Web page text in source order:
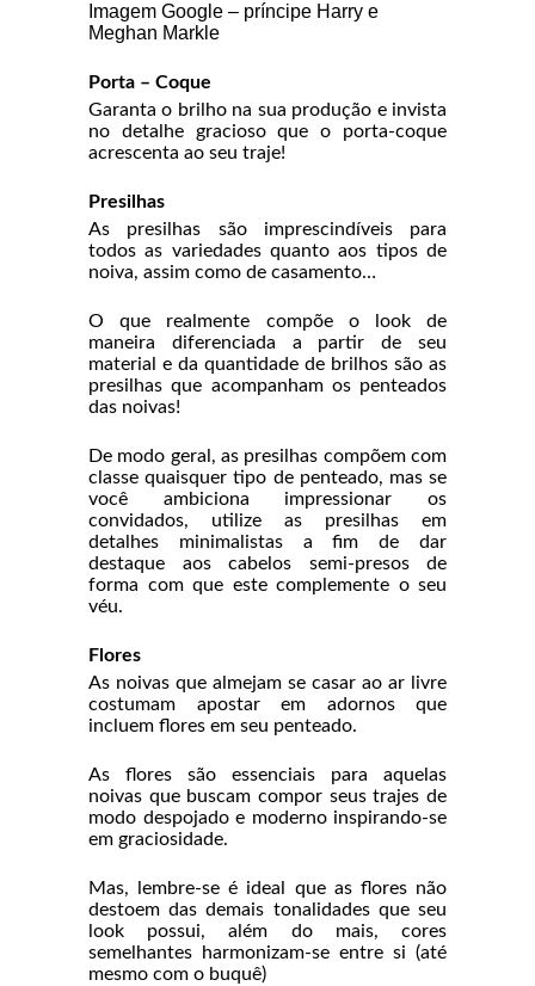
Imagem Google – príncipe Harry e
Meghan Markle
Porta – Coque
Garanta o brilho na sua produção e invista
no detalhe gracioso que o porta-coque
acrescenta ao seu traje!
Presilhas
As presilhas são imprescindíveis para
todos as variedades quanto aos tipos de
noiva, assim como de casamento…
O que realmente compõe o look de
maneira diferenciada a partir de seu
material e da quantidade de brilhos são as
presilhas que acompanham os penteados
das noivas!
De modo geral, as presilhas compõem com
classe quaisquer tipo de penteado, mas se
você ambiciona impressionar os
convidados, utilize as presilhas em
detalhes minimalistas a fim de dar
destaque aos cabelos semi-presos de
forma com que este complemente o seu
véu.
Flores
As noivas que almejam se casar ao ar livre
costumam apostar em adornos que
incluem flores em seu penteado.
As flores são essenciais para aquelas
noivas que buscam compor seus trajes de
modo despojado e moderno inspirando-se
em graciosidade.
Mas, lembre-se é ideal que as flores não
destoem das demais tonalidades que seu
look possui, além do mais, cores
semelhantes harmonizam-se entre si (até
mesmo com o buquê)